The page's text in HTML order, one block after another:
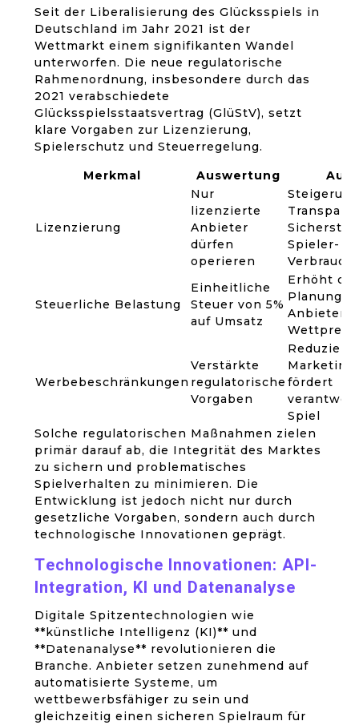
Seit der Liberalisierung des Glücksspiels in
Deutschland im Jahr 2021 ist der
Wettmarkt einem signifikanten Wandel
unterworfen. Die neue regulatorische
Rahmenordnung, insbesondere durch das
2021 verabschiedete
Glücksspielsstaatsvertrag (GlüStV), setzt
klare Vorgaben zur Lizenzierung,
Spielerschutz und Steuerregelung.
Merkmal
Auswertung
Lizenzierung
Nur
lizenzierte
Anbieter
dürfen
operieren
Spieler- &
Steuerliche Belastung
Einheitliche
Steuer von 5%
auf Umsatz
Erhöht
Anbieter,
Werbebeschränkungen
Verstärkte
regulatorische
Vorgaben
Reduziert
fördert
Spiel
Solche regulatorischen Maßnahmen zielen
primär darauf ab, die Integrität des Marktes
zu sichern und problematisches
Spielverhalten zu minimieren. Die
Entwicklung ist jedoch nicht nur durch
gesetzliche Vorgaben, sondern auch durch
technologische Innovationen geprägt.
Technologische Innovationen: API-
Integration, KI und Datenanalyse
Digitale Spitzentechnologien wie
**künstliche Intelligenz (KI)** und
**Datenanalyse** revolutionieren die
Branche. Anbieter setzen zunehmend auf
automatisierte Systeme, um
wettbewerbsfähiger zu sein und
gleichzeitig einen sicheren Spielraum für